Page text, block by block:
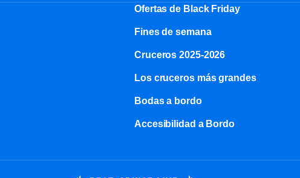
Ofertas de Black Friday
Fines de semana
Cruceros 2025-2026
Los cruceros más grandes
Bodas a bordo
Accesibilidad a Bordo